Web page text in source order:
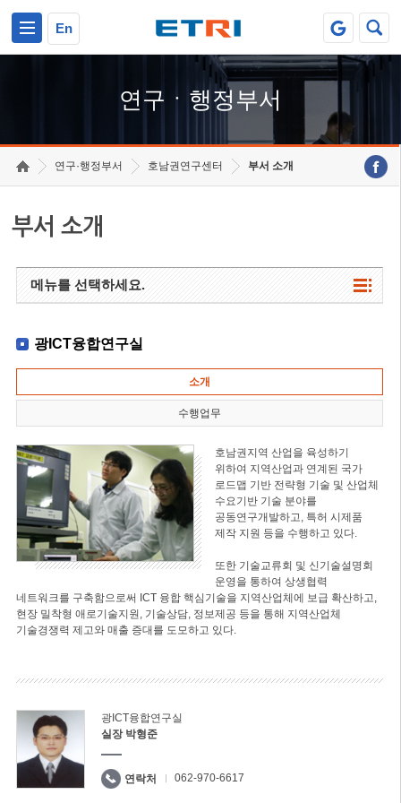
En
연구ㆍ행정부서
연구·행정부서 호남권연구센터 부서 소개
부서 소개
메뉴를 선택하세요.
광ICT융합연구실
소개
수행업무
호남권지역 산업을 육성하기
위하여 지역산업과 연계된 국가
로드맵 기반 전략형 기술 및 산업체
수요기반 기술 분야를
공동연구개발하고, 특허 시제품
제작 지원 등을 수행하고 있다.
또한 기술교류회 및 신기술설명회
운영을 통하여 상생협력
네트워크를 구축함으로써 ICT 융합 핵심기술을 지역산업체에 보급 확산하고,
현장 밀착형 애로기술지원, 기술상담, 정보제공 등을 통해 지역산업체
기술경쟁력 제고와 매출 증대를 도모하고 있다.
광ICT융합연구실
실장 박형준
연락처 062-970-6617